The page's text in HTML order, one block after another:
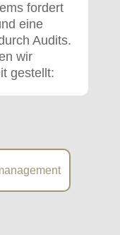
fordert
eine
Audits.
wir
gestellt: